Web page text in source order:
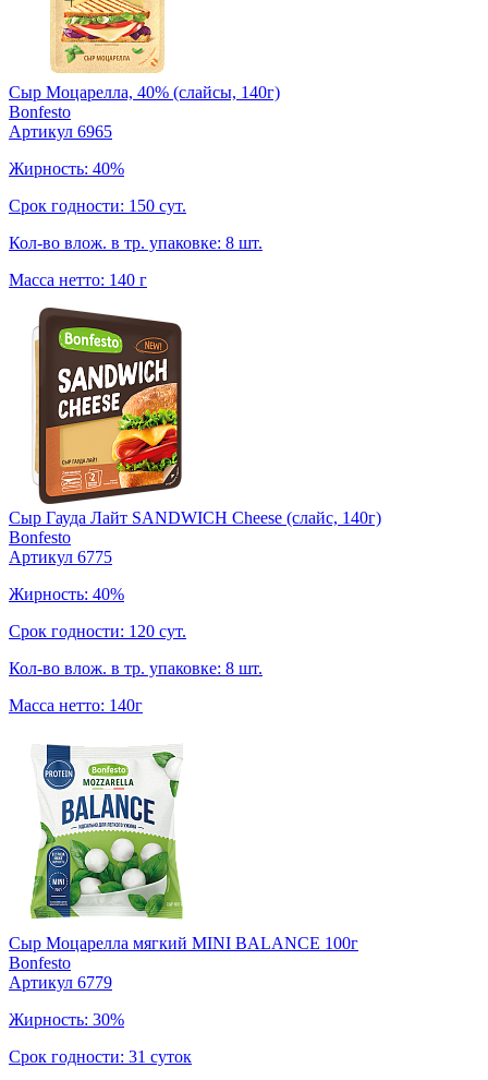
Сыр Моцарелла, 40% (слайсы, 140г)
Bonfesto
Артикул 6965
Жирность: 40%
Срок годности: 150 сут.
Кол-во влож. в тр. упаковке: 8 шт.
Масса нетто: 140 г
Сыр Гауда Лайт SANDWICH Cheese (слайс, 140г)
Bonfesto
Артикул 6775
Жирность: 40%
Срок годности: 120 сут.
Кол-во влож. в тр. упаковке: 8 шт.
Масса нетто: 140г
Сыр Моцарелла мягкий MINI BALANCE 100г
Bonfesto
Артикул 6779
Жирность: 30%
Срок годности: 31 суток